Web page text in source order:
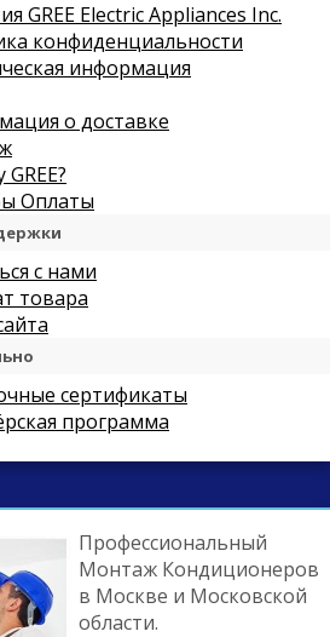
GREE Electric Appliances Inc.
конфиденциальности
информация
о доставке
Оплаты
с нами
товара
сертификаты
программа
Профессиональный
Монтаж Кондиционеров
в Москве и Московской
области.